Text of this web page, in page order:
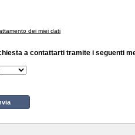
dei miei dati
a contattarti tramite i seguenti